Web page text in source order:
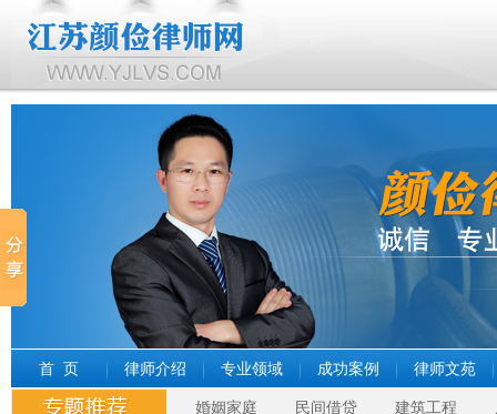
首 页 律师介绍 专业领域 成功案例 律师文苑
婚姻家庭 民间借贷 建筑工程